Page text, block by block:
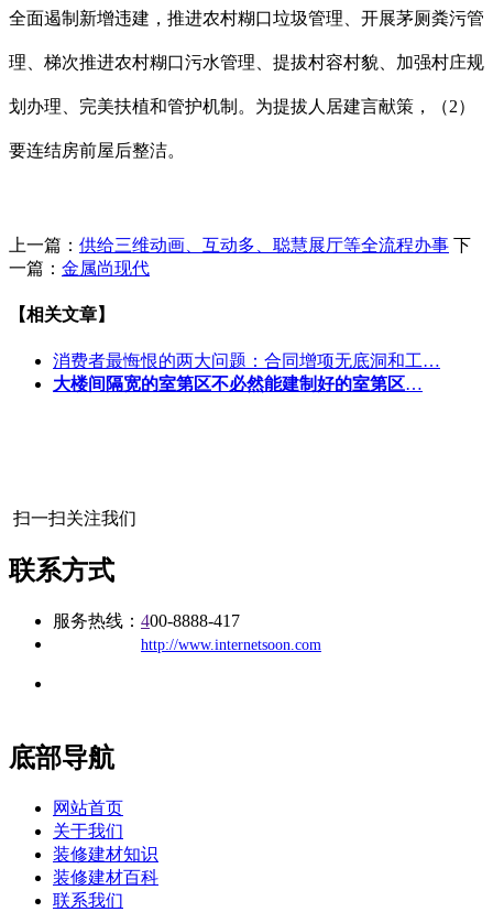
全面遏制新增违建，推进农村糊口垃圾管理、开展茅厕粪污管
理、梯次推进农村糊口污水管理、提拔村容村貌、加强村庄规
划办理、完美扶植和管护机制。为提拔人居建言献策，（2）
要连结房前屋后整洁。
上一篇： 供给三维动画、互动多、聪慧展厅等全流程办事 下
一篇： 金属尚现代
【相关文章】
消费者最悔恨的两大问题：合同增项无底洞和工…
大楼间隔宽的室第区不必然能建制好的室第区…
扫一扫关注我们
联系方式
服务热线： 400-8888-417
http://www.internetsoon.com
底部导航
网站首页
关于我们
装修建材知识
装修建材百科
联系我们